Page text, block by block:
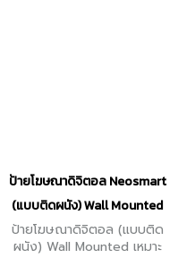
ป้ายโฆษณาดิจิตอล Neosmart
(แบบติดผนัง) Wall Mounted
ป้ายโฆษณาดิจิตอล (แบบติด
ผนัง) Wall Mounted เหมาะ